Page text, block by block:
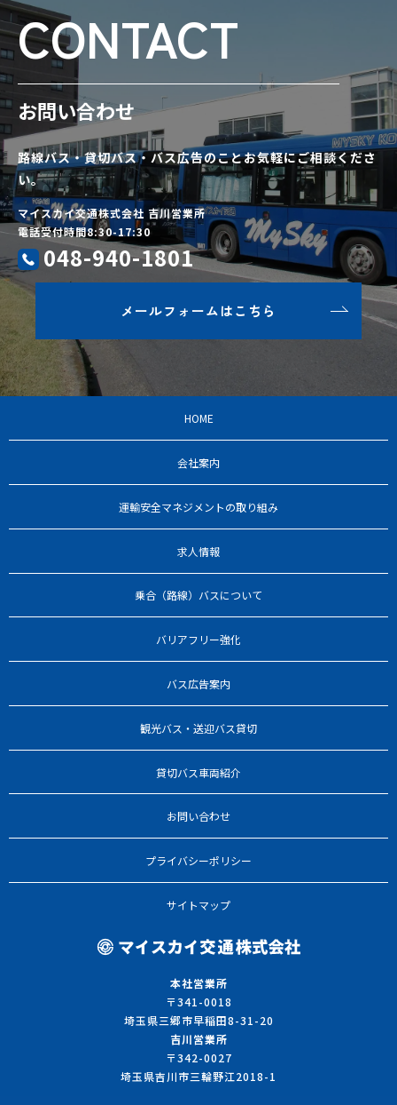
CONTACT
お問い合わせ
路線バス・貸切バス・バス広告のことお気軽にご相談くださ
い。
マイスカイ交通株式会社 吉川営業所
電話受付時間8:30-17:30
048-940-1801
メールフォームはこちら
HOME
会社案内
運輸安全マネジメントの取り組み
求人情報
乗合（路線）バスについて
バリアフリー強化
バス広告案内
観光バス・送迎バス貸切
貸切バス車両紹介
お問い合わせ
プライバシーポリシー
サイトマップ
本社営業所
〒341-0018
埼玉県三郷市早稲田8-31-20
吉川営業所
〒342-0027
埼玉県吉川市三輪野江2018-1